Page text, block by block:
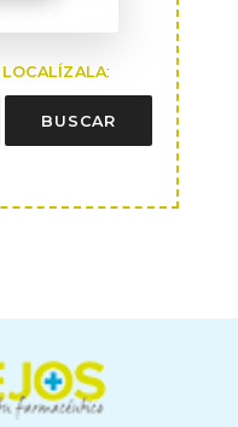
LOCALÍZALA:
BUSCAR